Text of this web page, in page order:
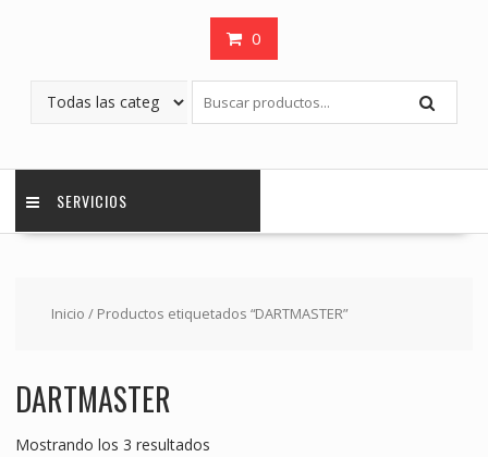
0
SERVICIOS
Inicio / Productos etiquetados “DARTMASTER”
DARTMASTER
Mostrando los 3 resultados